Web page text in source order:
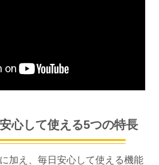
心して使える5つの特長
加え、毎日安心して使える機能